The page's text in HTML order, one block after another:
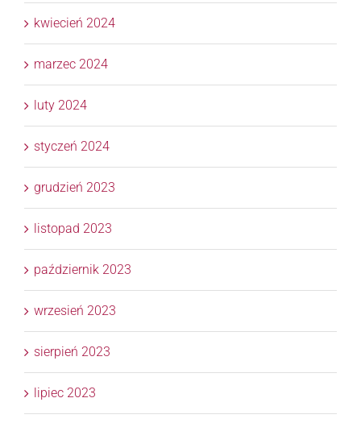
kwiecień 2024
marzec 2024
luty 2024
styczeń 2024
grudzień 2023
listopad 2023
październik 2023
wrzesień 2023
sierpień 2023
lipiec 2023